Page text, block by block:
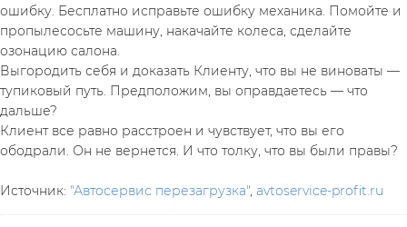
ошибку. Бесплатно исправьте ошибку механика. Помойте и
пропылесосьте машину, накачайте колеса, сделайте
озонацию салона.
Выгородить себя и доказать Клиенту, что вы не виноваты —
тупиковый путь. Предположим, вы оправдаетесь — что
дальше?
Клиент все равно расстроен и чувствует, что вы его
ободрали. Он не вернется. И что толку, что вы были правы?
Источник: "Автосервис перезагрузка", avtoservice-profit.ru